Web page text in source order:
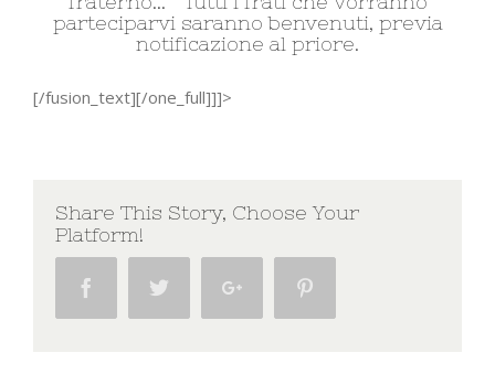
parteciparvi saranno benvenuti, previa
notificazione al priore.
[/fusion_text][/one_full]]]>
Share This Story, Choose Your
Platform!
Facebook Twitter Google+